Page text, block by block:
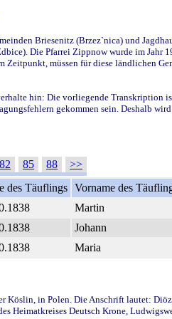
Briesenitz (Brzez`nica) und
Die Pfarrei Zippnow wurde im
müssen für diese ländlichen
hin: Die vorliegende Transkription
gekommen sein. Deshalb
82 85 88
>>
des Täuflings Vorname des
Martin
Johann
Maria
in Polen. Die Anschrift lautet:
Heimatkreises Deutsch Krone,